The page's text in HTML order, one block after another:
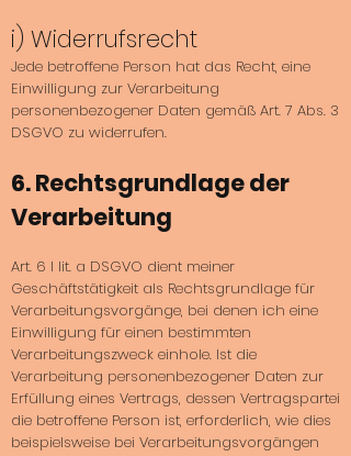
i) Widerrufsrecht
Jede betroffene Person hat das Recht, eine
Einwilligung zur Verarbeitung
personenbezogener Daten gemäß Art. 7 Abs. 3
DSGVO zu widerrufen.
6. Rechtsgrundlage der
Verarbeitung
Art. 6 I lit. a DSGVO dient meiner
Geschäftstätigkeit als Rechtsgrundlage für
Verarbeitungsvorgänge, bei denen ich eine
Einwilligung für einen bestimmten
Verarbeitungszweck einhole. Ist die
Verarbeitung personenbezogener Daten zur
Erfüllung eines Vertrags, dessen Vertragspartei
die betroffene Person ist, erforderlich, wie dies
beispielsweise bei Verarbeitungsvorgängen